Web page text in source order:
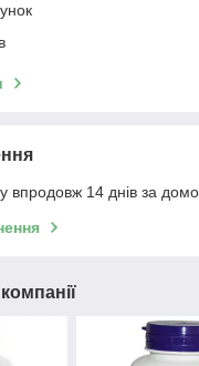
впродовж 14 днів за